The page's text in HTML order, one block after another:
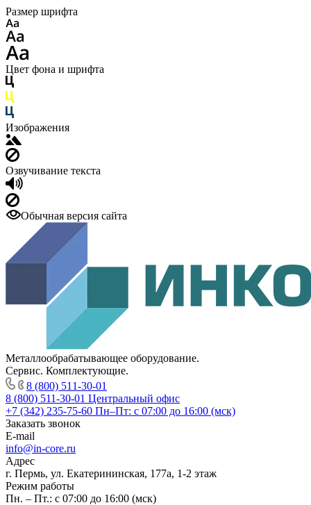
Размер шрифта
Цвет фона и шрифта
Изображения
Озвучивание текста
Обычная версия сайта
Металлообрабатывающее оборудование.
Сервис. Комплектующие.
8 (800) 511-30-01
8 (800) 511-30-01 Центральный офис
+7 (342) 235-75-60 Пн–Пт: с 07:00 до 16:00 (мск)
Заказать звонок
E-mail
info@in-core.ru
Адрес
г. Пермь, ул. ​Екатерининская, 177а, ​1-2 этаж
Режим работы
Пн. – Пт.: с 07:00 до 16:00 (мск)